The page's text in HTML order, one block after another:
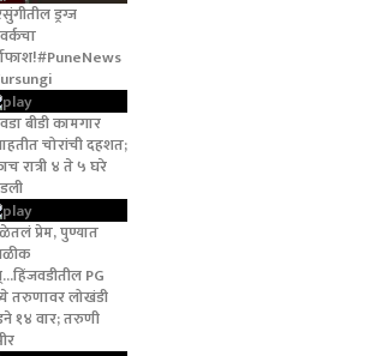
ड्रग्ज
बीडी कामगार
चोरांची दहशत;
रात्री ४ ते ५ घरे
प्रेम, पुण्यात
PG
तरुणावर लोखंडी
१४ वार; तरुणी